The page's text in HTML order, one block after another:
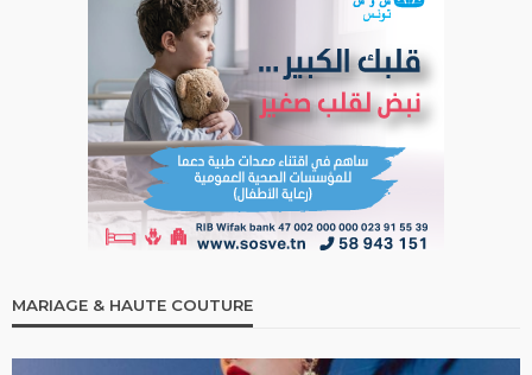
MARIAGE & HAUTE COUTURE